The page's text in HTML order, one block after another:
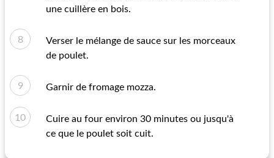
une cuillère en bois.
Verser le mélange de sauce sur les morceaux
de poulet.
Garnir de fromage mozza.
Cuire au four environ 30 minutes ou jusqu'à
ce que le poulet soit cuit.